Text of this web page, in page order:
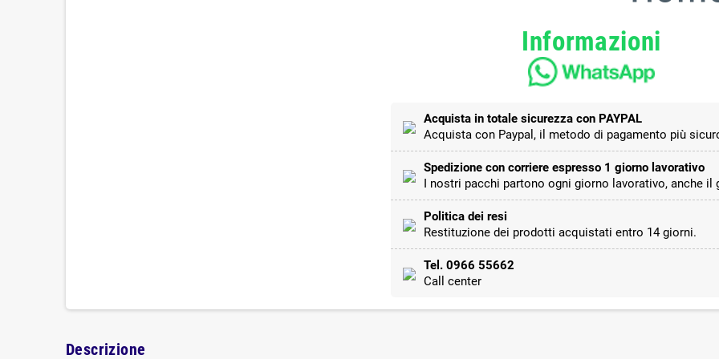
Informazioni
Acquista in totale sicurezza con PAYPAL
Acquista con Paypal, il metodo di pagamento più
Spedizione con corriere espresso 1 giorno lavorativo
I nostri pacchi partono ogni giorno lavorativo, anche
Politica dei resi
Restituzione dei prodotti acquistati entro 14 giorni.
Tel. 0966 55662
Call center
Descrizione